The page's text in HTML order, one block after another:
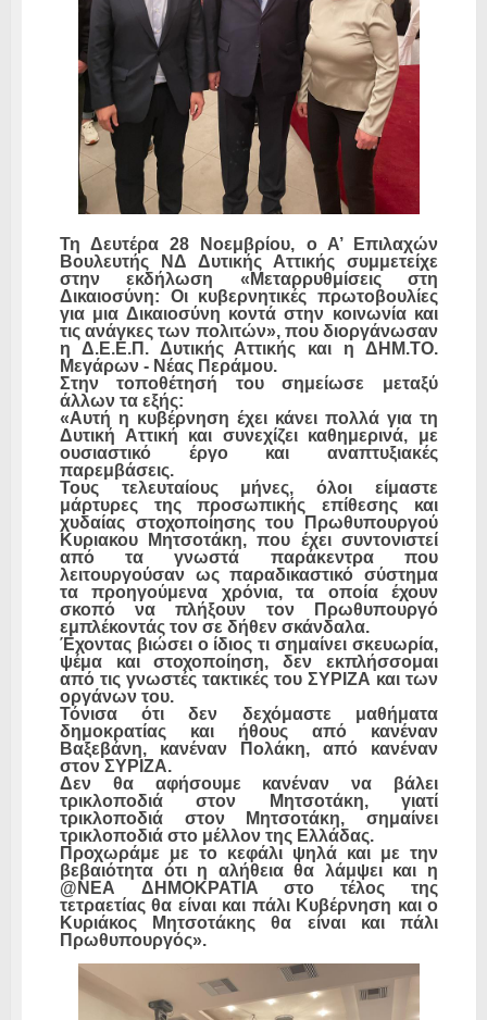
Τη Δευτέρα 28 Νοεμβρίου, ο Α’ Επιλαχών
Βουλευτής ΝΔ Δυτικής Αττικής συμμετείχε
στην εκδήλωση «Μεταρρυθμίσεις στη
Δικαιοσύνη: Οι κυβερνητικές πρωτοβουλίες
για μια Δικαιοσύνη κοντά στην κοινωνία και
τις ανάγκες των πολιτών», που διοργάνωσαν
η Δ.Ε.Ε.Π. Δυτικής Αττικής και η ΔΗΜ.ΤΟ.
Μεγάρων - Νέας Περάμου.
Στην τοποθέτησή του σημείωσε μεταξύ
άλλων τα εξής:
«Αυτή η κυβέρνηση έχει κάνει πολλά για τη
Δυτική Αττική και συνεχίζει καθημερινά, με
ουσιαστικό έργο και αναπτυξιακές
παρεμβάσεις.
Τους τελευταίους μήνες, όλοι είμαστε
μάρτυρες της προσωπικής επίθεσης και
χυδαίας στοχοποίησης του Πρωθυπουργού
Κυριακου Μητσοτάκη, που έχει συντονιστεί
από τα γνωστά παράκεντρα που
λειτουργούσαν ως παραδικαστικό σύστημα
τα προηγούμενα χρόνια, τα οποία έχουν
σκοπό να πλήξουν τον Πρωθυπουργό
εμπλέκοντάς τον σε δήθεν σκάνδαλα.
Έχοντας βιώσει ο ίδιος τι σημαίνει σκευωρία,
ψέμα και στοχοποίηση, δεν εκπλήσσομαι
από τις γνωστές τακτικές του ΣΥΡΙΖΑ και των
οργάνων του.
Τόνισα ότι δεν δεχόμαστε μαθήματα
δημοκρατίας και ήθους από κανέναν
Βαξεβάνη, κανέναν Πολάκη, από κανέναν
στον ΣΥΡΙΖΑ.
Δεν θα αφήσουμε κανέναν να βάλει
τρικλοποδιά στον Μητσοτάκη, γιατί
τρικλοποδιά στον Μητσοτάκη, σημαίνει
τρικλοποδιά στο μέλλον της Ελλάδας.
Προχωράμε με το κεφάλι ψηλά και με την
βεβαιότητα ότι η αλήθεια θα λάμψει και η
@ NEA ΔΗΜΟΚΡΑΤΙΑ στο τέλος της
τετραετίας θα είναι και πάλι Κυβέρνηση και ο
Κυριάκος Μητσοτάκης θα είναι και πάλι
Πρωθυπουργός».